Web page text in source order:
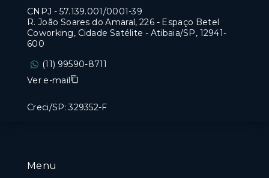
Menu
CNPJ - 57.139.001/0001-39
R. João Soares do Amaral, 226 - Espaço Betel
Coworking, Cidade Satélite - Atibaia/SP, 12941-
600
(11) 99590-8711
Ver e-mail
Creci/SP: 329352-F